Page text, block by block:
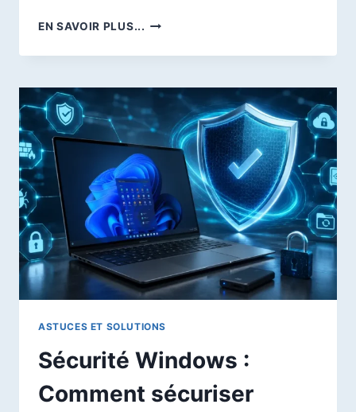
EN SAVOIR PLUS... CRÉER
VIDÉOS
LIGNE
RAPIDEMENT
:
NOS
10
OUTILS
INCONTOURNABLES
EN
2026
ASTUCES ET SOLUTIONS
Sécurité Windows :
Comment sécuriser